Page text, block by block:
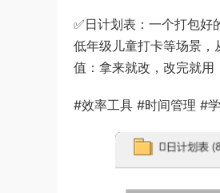
✅日计划表：一个打包好
低年级儿童打卡等场景
值：拿来就改，改完就用
#效率工具 #时间管理 #